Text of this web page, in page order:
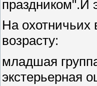
праздником".И
На охотничьих
возрасту:
младшая
экстерьерная